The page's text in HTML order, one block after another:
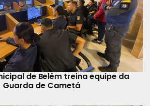
de Belém treina equipe da
Guarda de Cametá